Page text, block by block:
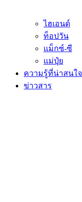
ไฮเอนด์
ท็อปวัน
แม็กซ์-ซี
แม่ปุ๋ย
ความรู้ที่น่าสนใจ
ข่าวสาร